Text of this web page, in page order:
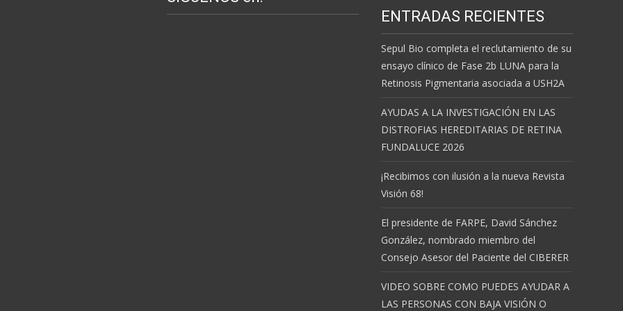
ENTRADAS RECIENTES
Sepul Bio completa el reclutamiento de su
ensayo clínico de Fase 2b LUNA para la
Retinosis Pigmentaria asociada a USH2A
AYUDAS A LA INVESTIGACIÓN EN LAS
DISTROFIAS HEREDITARIAS DE RETINA
FUNDALUCE 2026
¡Recibimos con ilusión a la nueva Revista
Visión 68!
El presidente de FARPE, David Sánchez
González, nombrado miembro del
Consejo Asesor del Paciente del CIBERER
VIDEO SOBRE COMO PUEDES AYUDAR A
LAS PERSONAS CON BAJA VISIÓN O